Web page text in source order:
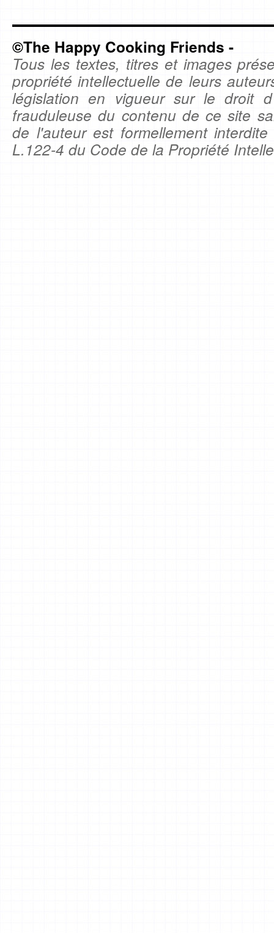
©The Happy Cooking Friends -
Tous les textes, titres et images
propriété intellectuelle de leurs
législation en vigueur sur le droit
frauduleuse du contenu de ce site
de l'auteur est formellement
L.122-4 du Code de la Propriété